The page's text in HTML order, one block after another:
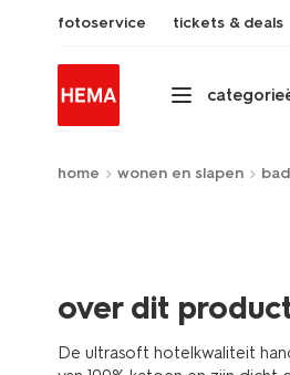
fotoservice tickets & deals
home wonen en slapen
over dit
De ultrasoft hotelkwaliteit